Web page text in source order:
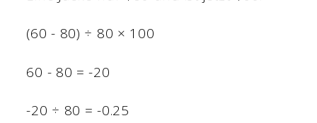
(60 - 80) ÷ 80 × 100
60 - 80 = -20
-20 ÷ 80 = -0.25